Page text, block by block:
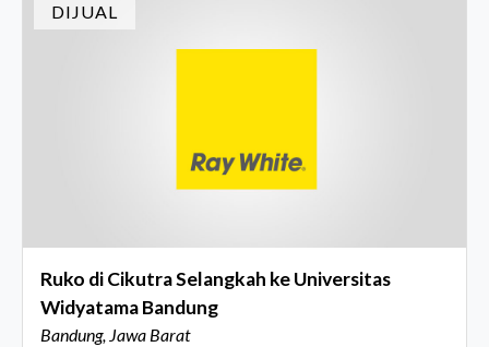
DIJUAL
Ruko di Cikutra Selangkah ke Universitas
Widyatama Bandung
Bandung, Jawa Barat